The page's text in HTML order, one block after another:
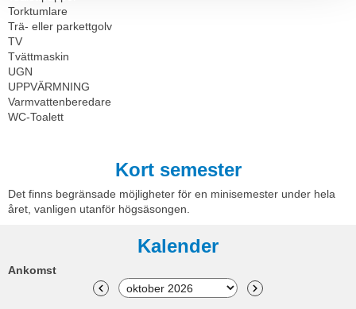
Torktumlare
Trä- eller parkettgolv
TV
Tvättmaskin
UGN
UPPVÄRMNING
Varmvattenberedare
WC-Toalett
Kort semester
Det finns begränsade möjligheter för en minisemester under hela
året, vanligen utanför högsäsongen.
Kalender
Ankomst